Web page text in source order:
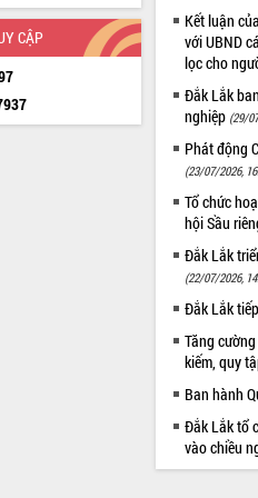
CẬP
Kết luận
với UBND
lọc cho
Đắk Lắk
nghiệp (29/
Phát động
(23/07/2026,
Tổ chức
hội Sầu
Đắk Lắk
(22/07/2026,
Đắk Lắk
Tăng
kiếm, quy
Ban hành
Đắk Lắk tổ
vào chiều